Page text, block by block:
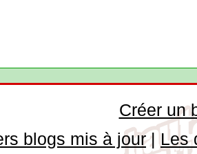
Créer un
blogs mis à jour|Les